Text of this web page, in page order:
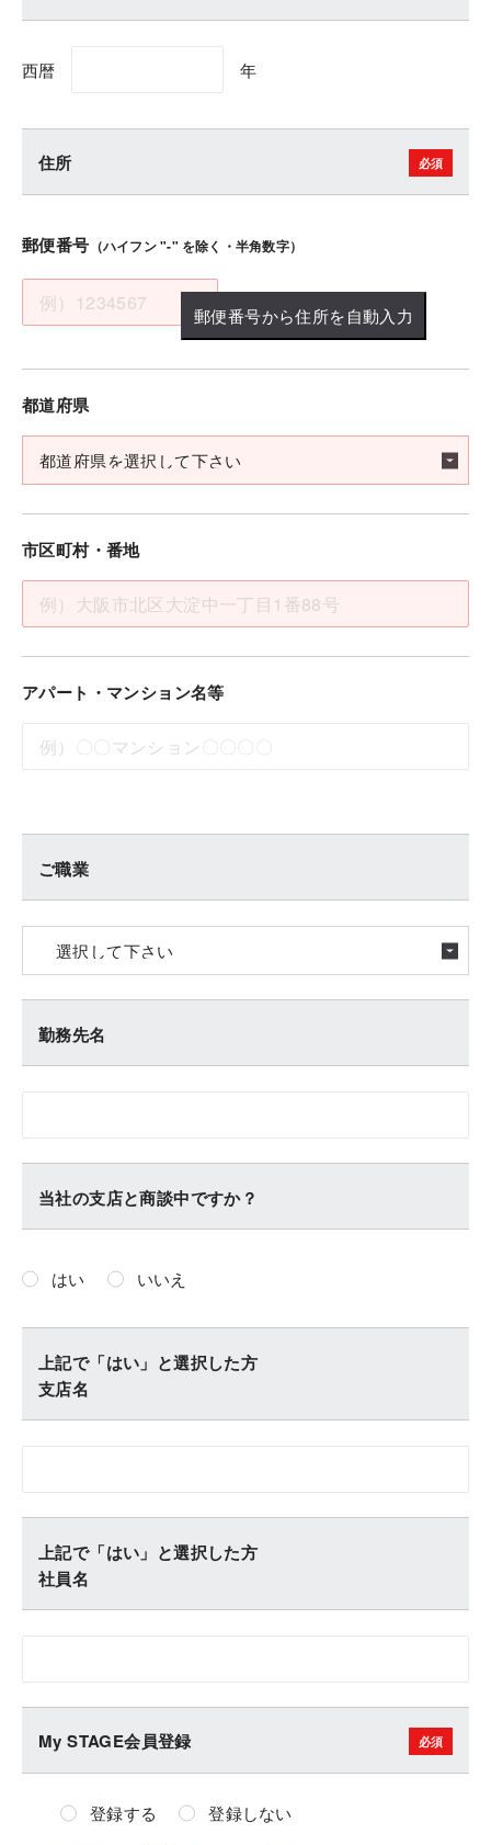
西暦 年
住所
郵便番号 （ハイフン "-" を除く・半角数字）
郵便番号から住所を自動入力
都道府県
市区町村・番地
アパート・マンション名等
ご職業
勤務先名
当社の支店と商談中ですか？
はい いいえ
上記で「はい」と選択した方
支店名
上記で「はい」と選択した方
社員名
My STAGE会員登録
登録する 登録しない